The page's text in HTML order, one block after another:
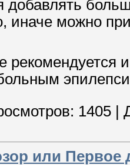
добавлять
иначе можно
1405
или Первое